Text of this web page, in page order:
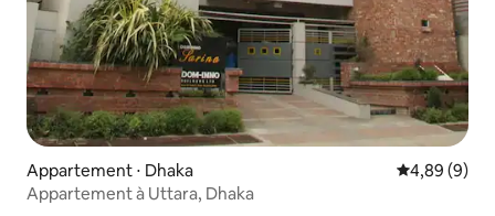
Appartement ⋅ Dhaka Évaluation
4,89 (9)
Appartement à Uttara, Dhaka